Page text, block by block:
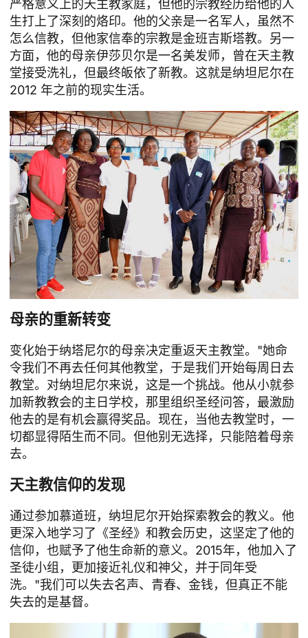
严格意义上的天主教家庭，但他的宗教经历给他的人
生打上了深刻的烙印。他的父亲是一名军人，虽然不
怎么信教，但他家信奉的宗教是金班吉斯塔教。另一
方面，他的母亲伊莎贝尔是一名美发师，曾在天主教
堂接受洗礼，但最终皈依了新教。这就是纳坦尼尔在
2012 年之前的现实生活。
母亲的重新转变
变化始于纳塔尼尔的母亲决定重返天主教堂。"她命
令我们不再去任何其他教堂，于是我们开始每周日去
教堂。对纳坦尼尔来说，这是一个挑战。他从小就参
加新教教会的主日学校，那里组织圣经问答，最激励
他去的是有机会赢得奖品。现在，当他去教堂时，一
切都显得陌生而不同。但他别无选择，只能陪着母亲
去。
天主教信仰的发现
通过参加慕道班，纳坦尼尔开始探索教会的教义。他
更深入地学习了《圣经》和教会历史，这坚定了他的
信仰，也赋予了他生命新的意义。2015年，他加入了
圣徒小组，更加接近礼仪和神父，并于同年受
洗。"我们可以失去名声、青春、金钱，但真正不能
失去的是基督。